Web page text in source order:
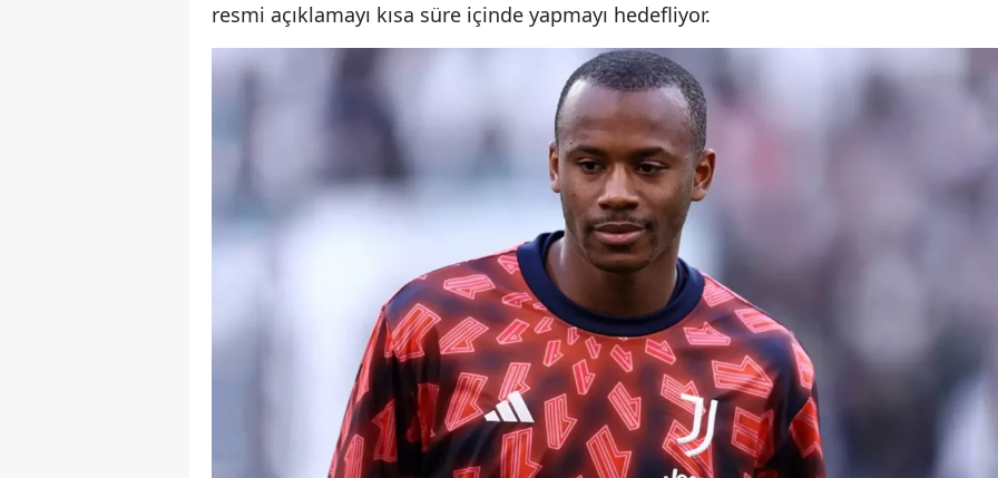
resmi açıklamayı kısa süre içinde yapmayı hedefliyor.